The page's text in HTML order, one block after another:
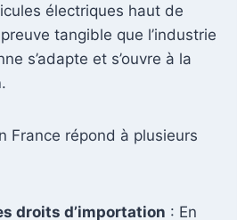
électriques haut de
tangible que l’industrie
s’adapte et s’ouvre à la
.
France répond à plusieurs
droits d’importation : En